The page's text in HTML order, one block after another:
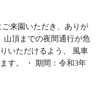
ご来園いただき、ありが
山頂までの夜間通行が危
いただけるよう、 風車
す。 ・ 期間：令和3年